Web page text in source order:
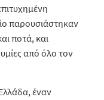
παρουσιάστηκαν
ποτά, και
από όλο τον
έναν